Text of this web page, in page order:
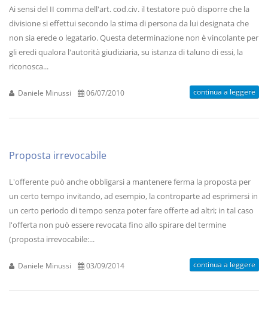
Ai sensi del II comma dell'art. cod.civ. il testatore può disporre che la
divisione si effettui secondo la stima di persona da lui designata che
non sia erede o legatario. Questa determinazione non è vincolante per
gli eredi qualora l'autorità giudiziaria, su istanza di taluno di essi, la
riconosca...
Daniele Minussi 06/07/2010 continua a leggere
Proposta irrevocabile
L'offerente può anche obbligarsi a mantenere ferma la proposta per
un certo tempo invitando, ad esempio, la controparte ad esprimersi in
un certo periodo di tempo senza poter fare offerte ad altri; in tal caso
l'offerta non può essere revocata fino allo spirare del termine
(proposta irrevocabile:...
Daniele Minussi 03/09/2014 continua a leggere